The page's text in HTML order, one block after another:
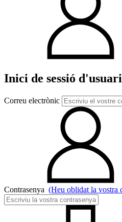
Inici de sessió d'usuari
Correu electrònic
Contrasenya (Heu oblidat la vostra